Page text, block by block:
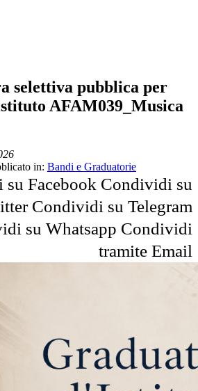
selettiva pubblica per
AFAM039_Musica
in: Bandi e Graduatorie
Facebook Condividi su
Condividi su Telegram
su Whatsapp Condividi
tramite Email